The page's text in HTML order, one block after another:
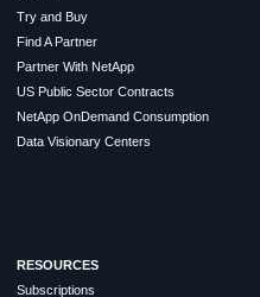
Try and Buy
Find A Partner
Partner With NetApp
US Public Sector Contracts
NetApp OnDemand Consumption
Data Visionary Centers
RESOURCES
Subscriptions